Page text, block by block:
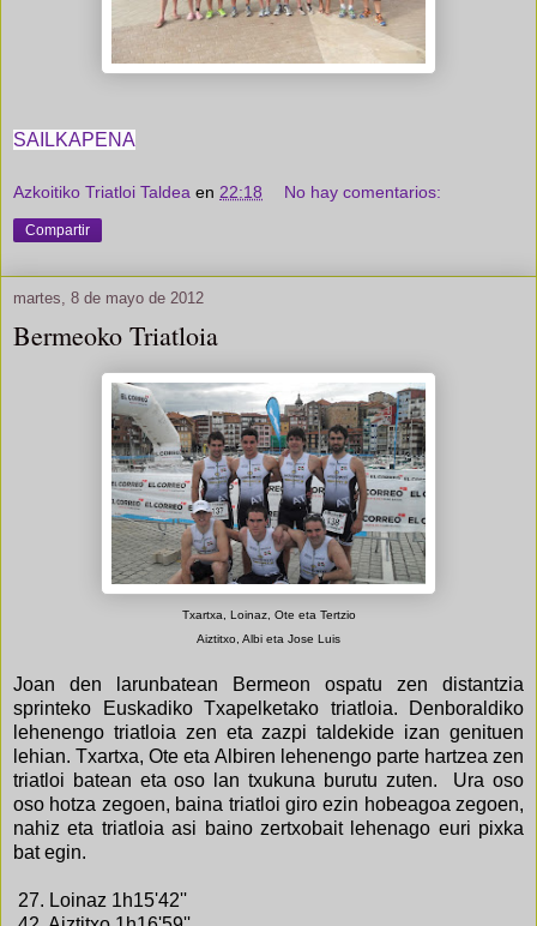
SAILKAPENA
Azkoitiko Triatloi Taldea en 22:18 No hay comentarios:
Compartir
martes, 8 de mayo de 2012
Bermeoko Triatloia
Txartxa, Loinaz, Ote eta Tertzio
Aiztitxo, Albi eta Jose Luis
Joan den larunbatean Bermeon ospatu zen distantzia
sprinteko Euskadiko Txapelketako triatloia. Denboraldiko
lehenengo triatloia zen eta zazpi taldekide izan genituen
lehian. Txartxa, Ote eta Albiren lehenengo parte hartzea zen
triatloi batean eta oso lan txukuna burutu zuten. Ura oso
oso hotza zegoen, baina triatloi giro ezin hobeagoa zegoen,
nahiz eta triatloia asi baino zertxobait lehenago euri pixka
bat egin.
27. Loinaz 1h15'42''